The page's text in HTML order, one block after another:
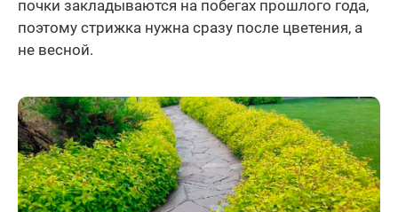
почки закладываются на побегах прошлого года,
поэтому стрижка нужна сразу после цветения, а
не весной.